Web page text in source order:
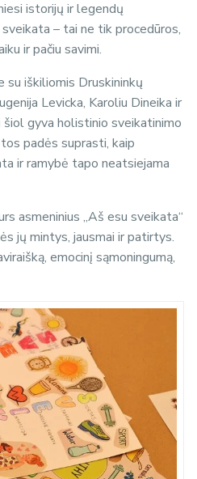
istorijų ir legendų
– tai ne tik procedūros,
ir pačiu savimi.
su iškiliomis Druskininkų
Levicka, Karoliu Dineika ir
šiol gyva holistinio sveikatinimo
padės suprasti, kaip
ir ramybė tapo neatsiejama
asmeninius „Aš esu sveikata“
jų mintys, jausmai ir patirtys.
emocinį sąmoningumą,